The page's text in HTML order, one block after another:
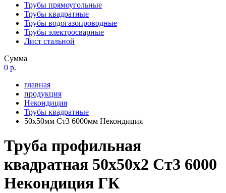
Трубы прямоугольные
Трубы квадратные
Трубы водогазопроводные
Трубы электросварные
Лист стальной
Сумма
0 р.
главная
продукция
Некондиция
Трубы квадратные
50х50мм Ст3 6000мм Некондиция
Труба профильная
квадратная 50х50х2 Ст3 6000
Некондиция ГК